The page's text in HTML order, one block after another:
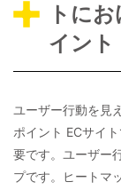
トに
イント
ユーザー行動を見
ポイント ECサイ
要です。ユーザー
プです。ヒートマ